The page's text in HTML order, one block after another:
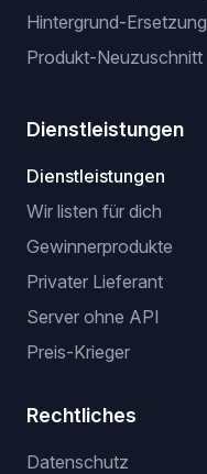
Hintergrund-Ersetzung
Produkt-Neuzuschnitt
Dienstleistungen
Dienstleistungen
Wir listen für dich
Gewinnerprodukte
Privater Lieferant
Server ohne API
Preis-Krieger
Rechtliches
Datenschutz